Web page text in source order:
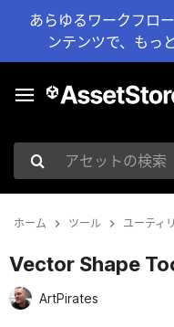
あらゆるワークフロ
ンテンツで、もっ
アセットの検索
ホーム ツール ユーティ
Vector Shape
ArtPirates